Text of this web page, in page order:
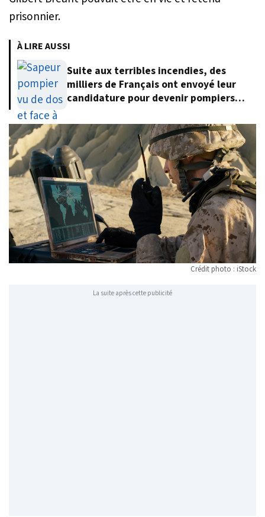
prisonnier.
À LIRE AUSSI
Suite aux terribles incendies, des
milliers de Français ont envoyé leur
candidature pour devenir pompiers
Crédit photo : iStock
La suite après cette publicité